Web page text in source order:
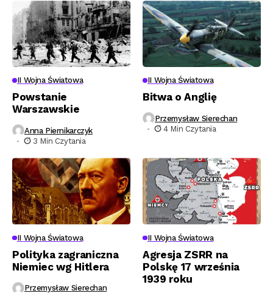
II Wojna Światowa
Powstanie
Warszawskie
Anna Piernikarczyk
3 Min Czytania
II Wojna Światowa
Bitwa o Anglię
Przemysław Sierechan
4 Min Czytania
II Wojna Światowa
Polityka zagraniczna
Niemiec wg Hitlera
Przemysław Sierechan
II Wojna Światowa
Agresja ZSRR na
Polskę 17 września
1939 roku